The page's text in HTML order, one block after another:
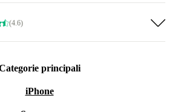
(4.6)
principali
iPhone